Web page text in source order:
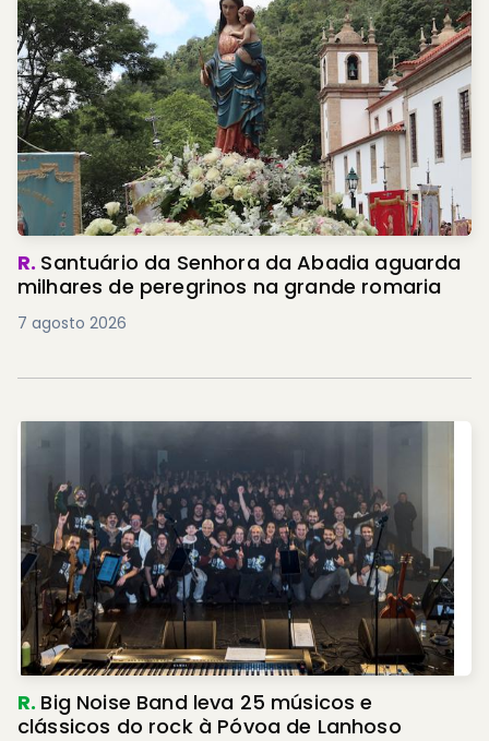
R. Santuário da Senhora da Abadia aguarda
milhares de peregrinos na grande romaria
7 agosto 2026
R. Big Noise Band leva 25 músicos e
clássicos do rock à Póvoa de Lanhoso